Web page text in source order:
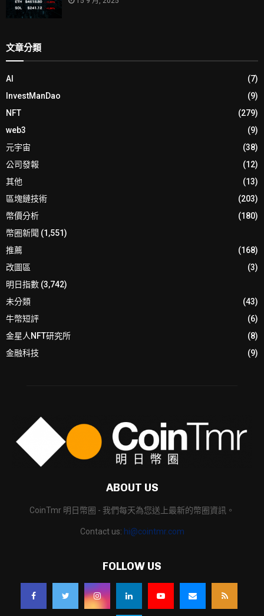
文章分類
AI
(7)
InvestManDao
(9)
NFT
(279)
web3
(9)
元宇宙
(38)
公司發報
(12)
其他
(13)
區塊鏈技術
(203)
幣價分析
(180)
幣圈新聞 (1,551)
推薦
(168)
改圖區
(3)
明日指數 (3,742)
未分類
(43)
牛幣短評
(6)
金星人NFT研究所
(8)
金融科技
(9)
ABOUT US
CoinTmr 明日幣圈 - 我們每天為您送上最新的幣圈資訊。
Contact us: hi@cointmr.com
FOLLOW US